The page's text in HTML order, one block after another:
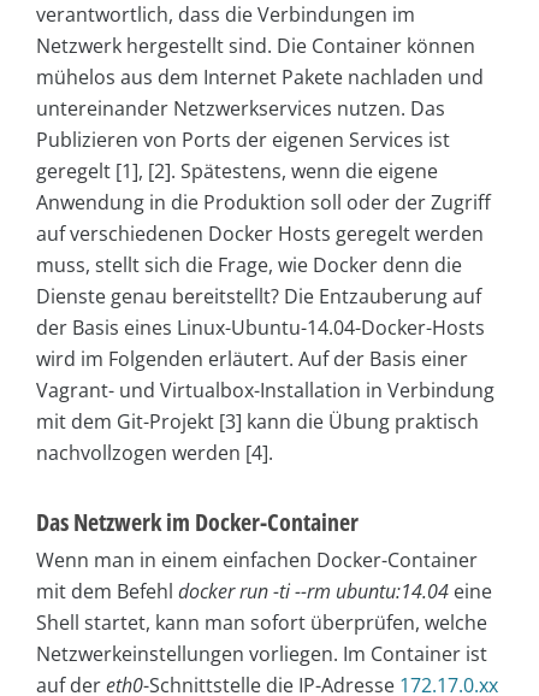
verantwortlich, dass die Verbindungen im
Netzwerk hergestellt sind. Die Container können
mühelos aus dem Internet Pakete nachladen und
untereinander Netzwerkservices nutzen. Das
Publizieren von Ports der eigenen Services ist
geregelt [1], [2]. Spätestens, wenn die eigene
Anwendung in die Produktion soll oder der Zugriff
auf verschiedenen Docker Hosts geregelt werden
muss, stellt sich die Frage, wie Docker denn die
Dienste genau bereitstellt? Die Entzauberung auf
der Basis eines Linux-Ubuntu-14.04-Docker-Hosts
wird im Folgenden erläutert. Auf der Basis einer
Vagrant- und Virtualbox-Installation in Verbindung
mit dem Git-Projekt [3] kann die Übung praktisch
nachvollzogen werden [4].
Das Netzwerk im Docker-Container
Wenn man in einem einfachen Docker-Container
mit dem Befehl docker run -ti --rm ubuntu:14.04 eine
Shell startet, kann man sofort überprüfen, welche
Netzwerkeinstellungen vorliegen. Im Container ist
auf dereth0-Schnittstelle die IP-Adresse 172.17.0.xx